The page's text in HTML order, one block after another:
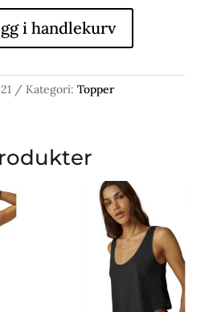
i handlekurv
Kategori: Topper